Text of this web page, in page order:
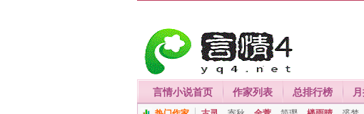
言情小说首页 作家列表 总排行榜